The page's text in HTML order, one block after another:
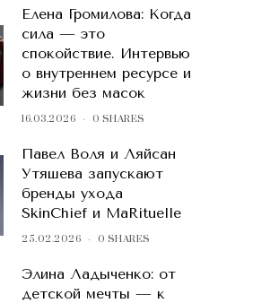
Елена Громилова: Когда
сила — это
спокойствие. Интервью
о внутреннем ресурсе и
жизни без масок
16.03.2026 0 SHARES
Павел Воля и Ляйсан
Утяшева запускают
бренды ухода
SkinChief и MaRituelle
25.02.2026 0 SHARES
Элина Ладыченко: от
детской мечты — к